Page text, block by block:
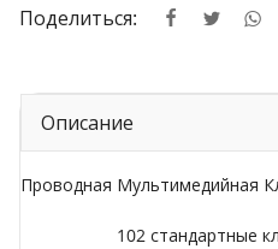
Поделиться:
Описание
Проводная Мультимедийная
102 стандартные